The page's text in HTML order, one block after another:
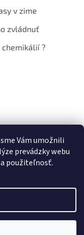
Vám umožnili
prevádzky webu
použiteľnosť.
v zime
zvládnuť
chemikálií ?
vyhradené.Upraviť